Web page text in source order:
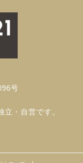
号
・自営です。